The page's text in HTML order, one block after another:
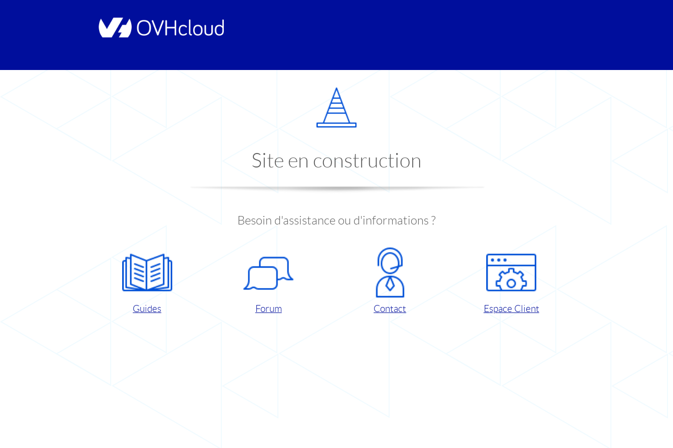
Site en construction
Besoin d'assistance ou d'informations ?
Guides Forum Contact Espace Client